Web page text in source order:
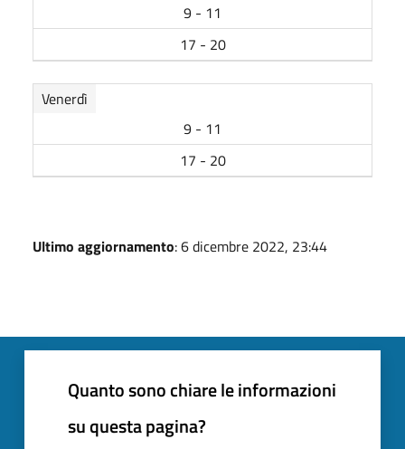
9 - 11
17 - 20
Venerdì
9 - 11
17 - 20
Ultimo aggiornamento: 6 dicembre 2022, 23:44
Quanto sono chiare le informazioni
su questa pagina?